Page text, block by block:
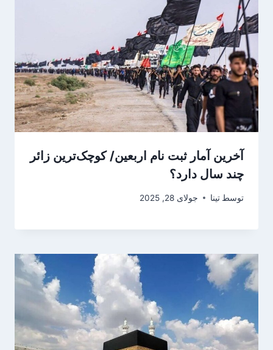
آخرین آمار ثبت نام اربعین/ کوچک‌ترین زائر
چند سال دارد؟
توسط تینا جولای 28, 2025